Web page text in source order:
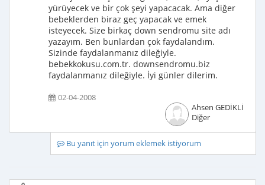
yürüyecek ve bir çok şeyi yapacacak. Ama diğer
bebeklerden biraz geç yapacak ve emek
isteyecek. Size birkaç down sendromu site adı
yazayım. Ben bunlardan çok faydalandım.
Sizinde faydalanmanız dileğiyle.
bebekkokusu.com.tr. downsendromu.biz
faydalanmanız dileğiyle. İyi günler dilerim.
02-04-2008
Ahsen GEDİKLİ
Diğer
Bu yanıt için yorum eklemek istiyorum